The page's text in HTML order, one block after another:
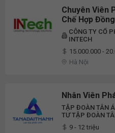
Chuyên Viên
Chế Hợp Đồng
CÔNG TY CỔ
INTECH
15.000.000 -
Hà Nội
Nhân Viên
TẬP ĐOÀN TÂN
TƯ TẬP ĐOÀN
9 - 12 triệu